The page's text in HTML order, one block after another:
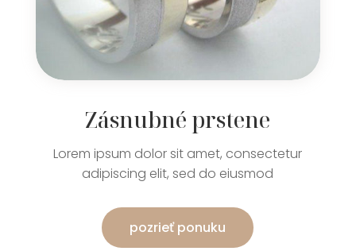
Zásnubné prstene
Lorem ipsum dolor sit amet, consectetur
adipiscing elit, sed do eiusmod
pozrieť ponuku